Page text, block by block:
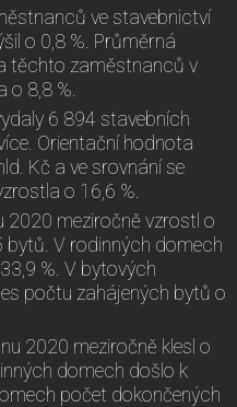
ve stavebnictví
o 0,8 %. Průměrná
těchto zaměstnanců v
o 8,8 %.
6 894 stavebních
Orientační hodnota
Kč a ve srovnání se
o 16,6 %.
2020 meziročně vzrostl o
bytů. V rodinných domech
%. V bytových
počtu zahájených bytů o
2020 meziročně klesl o
domech došlo k
počet dokončených